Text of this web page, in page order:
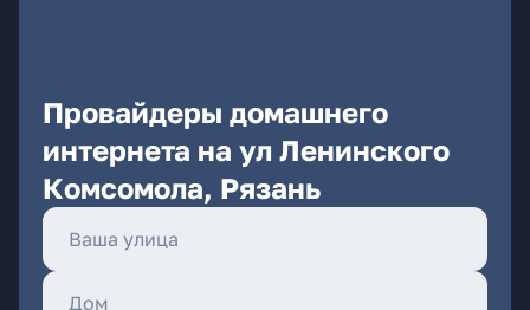
Провайдеры домашнего
интернета на ул Ленинского
Комсомола, Рязань